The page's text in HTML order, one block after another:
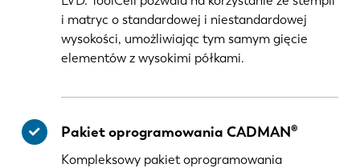
i matryc o standardowej i niestandardowej
wysokości, umożliwiając tym samym gięcie
elementów z wysokimi półkami.
Pakiet oprogramowania CADMAN®
Kompleksowy pakiet oprogramowania